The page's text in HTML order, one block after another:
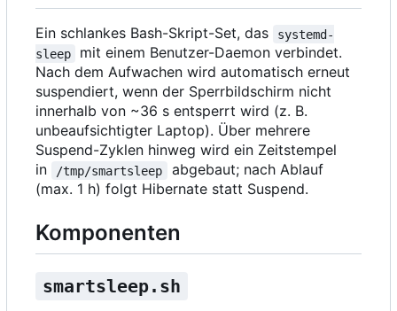
Ein schlankes Bash-Skript-Set, das
systemd-
sleep
mit einem Benutzer-Daemon verbindet.
Nach dem Aufwachen wird automatisch erneut
suspendiert, wenn der Sperrbildschirm nicht
innerhalb von ~36 s entsperrt wird (z. B.
unbeaufsichtigter Laptop). Über mehrere
Suspend-Zyklen hinweg wird ein Zeitstempel
in
/tmp/smartsleep
abgebaut; nach Ablauf
(max. 1 h) folgt Hibernate statt Suspend.
Komponenten
smartsleep.sh